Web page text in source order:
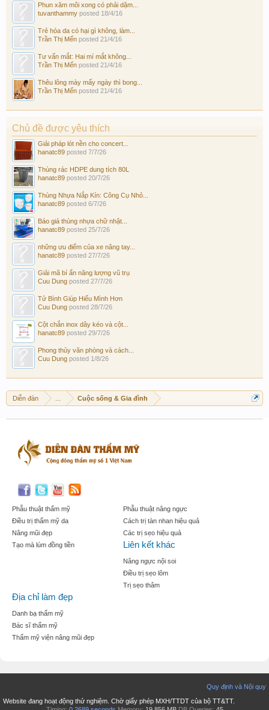
Phun xăm môi xong có phải dặm...
tuvanthammy posted 18/4/16
Trẻ hóa da có hại gì không, làm...
Trần Thị Mến posted 21/4/16
Tư vấn mắt: Hai mí mắt không...
Trần Thị Mến posted 21/4/16
Thêu lông mày mấy ngày thì bong...
Trần Thị Mến posted 21/4/16
Chủ đề được yêu thích
Giải pháp lót nền cho concert...
hanatc89 posted 7/7/26
Thùng rác HDPE dung tích 80L
hanatc89 posted 20/7/26
Thùng Nhựa Nắp Kín: Công Cụ Nhỏ...
hanatc89 posted 6/7/26
Báo giá thùng nhựa chữ nhật...
hanatc89 posted 25/7/26
những ưu điểm của xe nâng tay...
hanatc89 posted 27/7/26
Giải mã bí ẩn năng lượng vũ trụ
Cuu Dung posted 27/7/26
Tử Bình Giúp Hiểu Mình Hơn
Cuu Dung posted 28/7/26
Cột chắn inox dây kéo và cột...
hanatc89 posted 29/7/26
Phong thủy văn phòng và cách...
Cuu Dung posted 1/8/26
Diễn đàn Cuộc sống & Gia đình
Phẫu thuật thẩm mỹ
Điều trị thẩm mỹ da
Nâng mũi đẹp
Tạo mà lúm đồng tiền
Phẫu thuật nâng ngực
Cách trị tàn nhan hiệu quả
Các trị sẹo hiệu quả
Liên kết khác
Nâng ngực nội soi
Điều trị sẹo lõm
Trị sẹo thâm
Địa chỉ làm đẹp
Danh bạ thẩm mỹ
Bác sĩ thẩm mỹ
Thẩm mỹ viện nâng mũi đẹp
Quy định và Nội quy
Website đang hoạt động thử nghiệm. Chờ giấy phép MXH/TTDT của bộ TT&TT.